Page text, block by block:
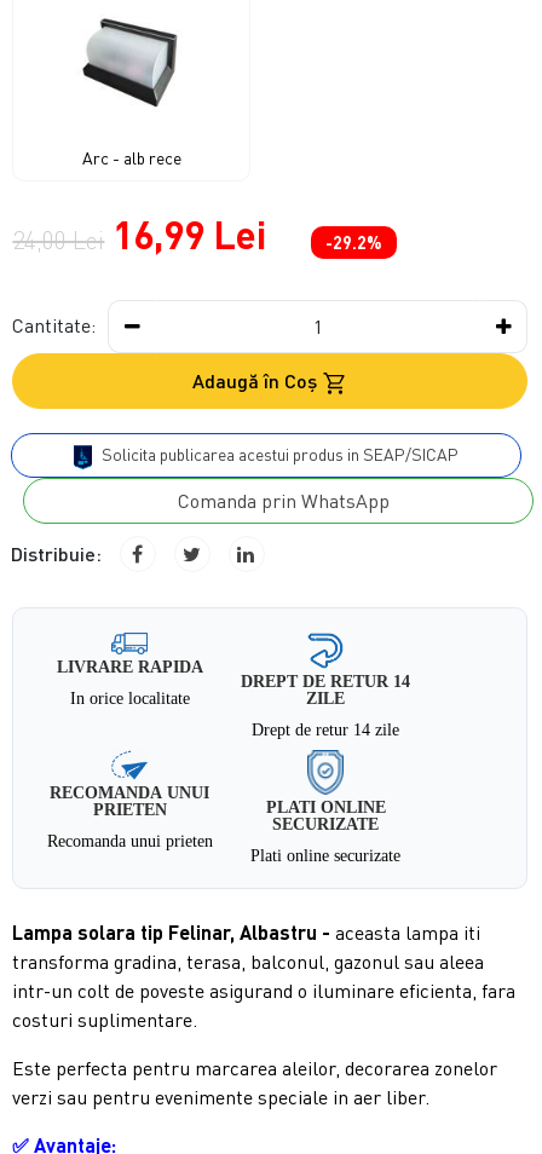
Arc - alb rece
24,00 Lei 16,99 Lei -29.2%
Cantitate:
Adaugă în Coş
Solicita publicarea acestui produs in SEAP/SICAP
Comanda prin WhatsApp
Distribuie:
LIVRARE RAPIDA
In orice localitate
DREPT DE RETUR 14
ZILE
Drept de retur 14 zile
RECOMANDA UNUI
PRIETEN
Recomanda unui prieten
PLATI ONLINE
SECURIZATE
Plati online securizate
Lampa solara tip Felinar, Albastru -aceasta lampa iti
transforma gradina, terasa, balconul, gazonul sau aleea
intr-un colt de poveste asigurand o iluminare eficienta, fara
costuri suplimentare.
Este perfecta pentru marcarea aleilor, decorarea zonelor
verzi sau pentru evenimente speciale in aer liber.
✅ Avantaje: